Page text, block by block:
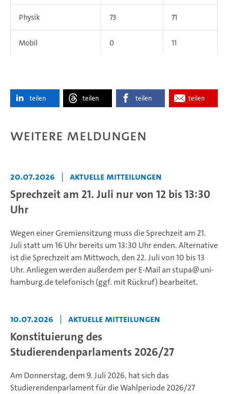
Physik 73 71
Mobil 0 11
teilen teilen teilen teilen
Weitere Meldungen
20.07.2026 Aktuelle Mitteilungen
Sprechzeit am 21. Juli nur von 12 bis 13:30
Uhr
Wegen einer Gremiensitzung muss die Sprechzeit am 21.
Juli statt um 16 Uhr bereits um 13:30 Uhr enden. Alternative
ist die Sprechzeit am Mittwoch, den 22. Juli von 10 bis 13
Uhr. Anliegen werden außerdem per E-Mail an stupa@uni-
hamburg.de telefonisch (ggf. mit Rückruf) bearbeitet.
10.07.2026 Aktuelle Mitteilungen
Konstituierung des
Studierendenparlaments 2026/27
Am Donnerstag, dem 9. Juli 2026, hat sich das
Studierendenparlament für die Wahlperiode 2026/27